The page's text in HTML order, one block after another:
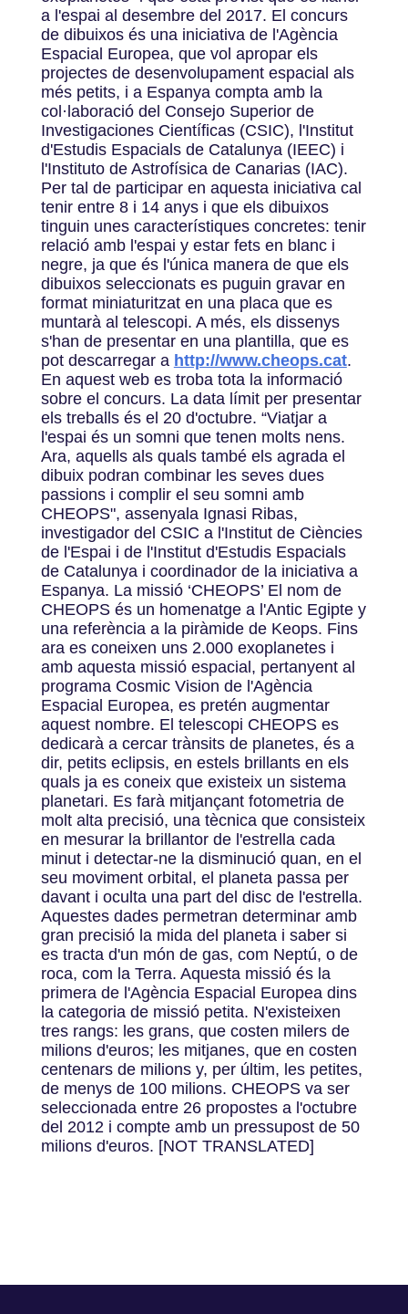
a l'espai al desembre del 2017. El concurs
de dibuixos és una iniciativa de l'Agència
Espacial Europea, que vol apropar els
projectes de desenvolupament espacial als
més petits, i a Espanya compta amb la
col·laboració del Consejo Superior de
Investigaciones Científicas (CSIC), l'Institut
d'Estudis Espacials de Catalunya (IEEC) i
l'Instituto de Astrofísica de Canarias (IAC).
Per tal de participar en aquesta iniciativa cal
tenir entre 8 i 14 anys i que els dibuixos
tinguin unes característiques concretes: tenir
relació amb l'espai y estar fets en blanc i
negre, ja que és l'única manera de que els
dibuixos seleccionats es puguin gravar en
format miniaturitzat en una placa que es
muntarà al telescopi. A més, els dissenys
s'han de presentar en una plantilla, que es
pot descarregar a http://www.cheops.cat.
En aquest web es troba tota la informació
sobre el concurs. La data límit per presentar
els treballs és el 20 d'octubre. “Viatjar a
l'espai és un somni que tenen molts nens.
Ara, aquells als quals també els agrada el
dibuix podran combinar les seves dues
passions i complir el seu somni amb
CHEOPS", assenyala Ignasi Ribas,
investigador del CSIC a l'Institut de Ciències
de l'Espai i de l'Institut d'Estudis Espacials
de Catalunya i coordinador de la iniciativa a
Espanya. La missió ‘CHEOPS’ El nom de
CHEOPS és un homenatge a l'Antic Egipte y
una referència a la piràmide de Keops. Fins
ara es coneixen uns 2.000 exoplanetes i
amb aquesta missió espacial, pertanyent al
programa Cosmic Vision de l'Agència
Espacial Europea, es pretén augmentar
aquest nombre. El telescopi CHEOPS es
dedicarà a cercar trànsits de planetes, és a
dir, petits eclipsis, en estels brillants en els
quals ja es coneix que existeix un sistema
planetari. Es farà mitjançant fotometria de
molt alta precisió, una tècnica que consisteix
en mesurar la brillantor de l'estrella cada
minut i detectar-ne la disminució quan, en el
seu moviment orbital, el planeta passa per
davant i oculta una part del disc de l'estrella.
Aquestes dades permetran determinar amb
gran precisió la mida del planeta i saber si
es tracta d'un món de gas, com Neptú, o de
roca, com la Terra. Aquesta missió és la
primera de l'Agència Espacial Europea dins
la categoria de missió petita. N'existeixen
tres rangs: les grans, que costen milers de
milions d'euros; les mitjanes, que en costen
centenars de milions y, per últim, les petites,
de menys de 100 milions. CHEOPS va ser
seleccionada entre 26 propostes a l'octubre
del 2012 i compte amb un pressupost de 50
milions d'euros. [NOT TRANSLATED]